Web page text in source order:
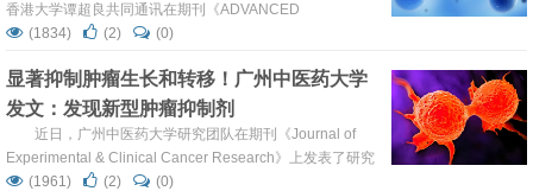
香港大学谭超良共同通讯在期刊《ADVANCED
SCIENCE》上在线发表题为“PAD4 Inhibitor-
for Synergistic Sonodynamic Therapy/Immunotherapy Of
Tumor Metasta...
(1834) (2) (0)
显著抑制肿瘤生长和转移！广州中医药大学
发文：发现新型肿瘤抑制剂
近日，广州中医药大学研究团队在期刊《Journal of
Experimental & Clinical Cancer Research》上发表了研究
论文，题为“Chemotherapy-elicited extracellular vesicle
(1961) (2) (0)